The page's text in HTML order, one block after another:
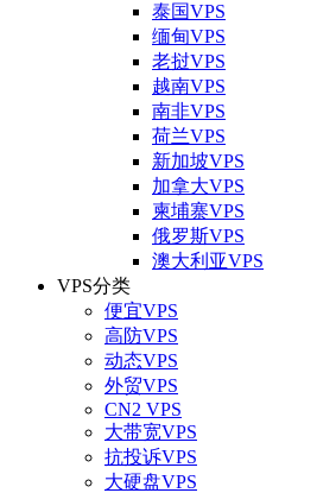
泰国VPS
缅甸VPS
老挝VPS
越南VPS
南非VPS
荷兰VPS
新加坡VPS
加拿大VPS
柬埔寨VPS
俄罗斯VPS
澳大利亚VPS
VPS分类
便宜VPS
高防VPS
动态VPS
外贸VPS
CN2 VPS
大带宽VPS
抗投诉VPS
大硬盘VPS